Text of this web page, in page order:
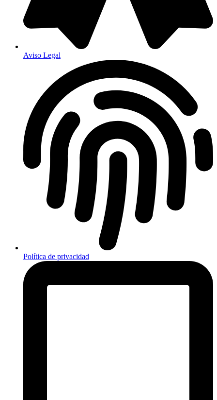
Aviso Legal
Política de privacidad